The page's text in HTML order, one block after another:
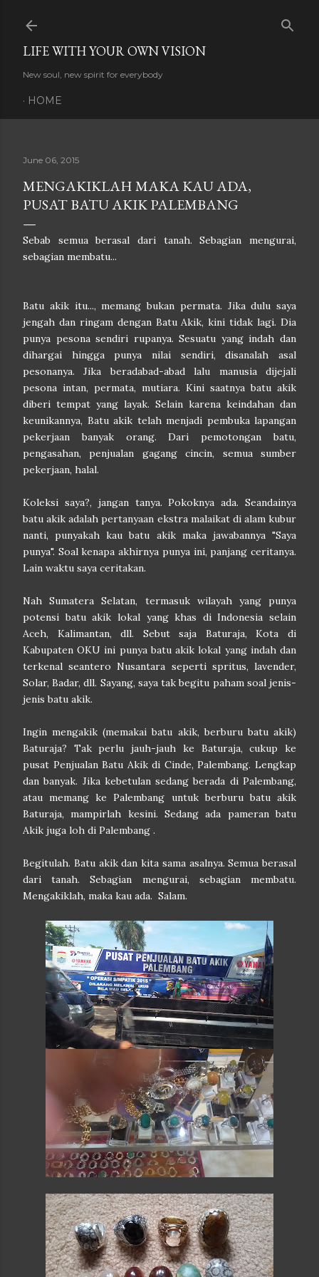
LIFE WITH YOUR OWN VISION
New soul, new spirit for everybody
HOME
June 06, 2015
MENGAKIKLAH MAKA KAU ADA,
PUSAT BATU AKIK PALEMBANG
Sebab semua berasal dari tanah. Sebagian mengurai,
sebagian membatu...
Batu akik itu..., memang bukan permata. Jika dulu saya
jengah dan ringam dengan Batu Akik, kini tidak lagi. Dia
punya pesona sendiri rupanya. Sesuatu yang indah dan
dihargai hingga punya nilai sendiri, disanalah asal
pesonanya. Jika beradabad-abad lalu manusia dijejali
pesona intan, permata, mutiara. Kini saatnya batu akik
diberi tempat yang layak. Selain karena keindahan dan
keunikannya, Batu akik telah menjadi pembuka lapangan
pekerjaan banyak orang. Dari pemotongan batu,
pengasahan, penjualan gagang cincin, semua sumber
pekerjaan, halal.
Koleksi saya?, jangan tanya. Pokoknya ada. Seandainya
batu akik adalah pertanyaan ekstra malaikat di alam kubur
nanti, punyakah kau batu akik maka jawabannya "Saya
punya". Soal kenapa akhirnya punya ini, panjang ceritanya.
Lain waktu saya ceritakan.
Nah Sumatera Selatan, termasuk wilayah yang punya
potensi batu akik lokal yang khas di Indonesia selain
Aceh, Kalimantan, dll. Sebut saja Baturaja, Kota di
Kabupaten OKU ini punya batu akik lokal yang indah dan
terkenal seantero Nusantara seperti spritus, lavender,
Solar, Badar, dll. Sayang, saya tak begitu paham soal jenis-
jenis batu akik.
Ingin mengakik (memakai batu akik, berburu batu akik)
Baturaja? Tak perlu jauh-jauh ke Baturaja, cukup ke
pusat Penjualan Batu Akik di Cinde, Palembang. Lengkap
dan banyak. Jika kebetulan sedang berada di Palembang,
atau memang ke Palembang untuk berburu batu akik
Baturaja, mampirlah kesini. Sedang ada pameran batu
Akik juga loh di Palembang .
Begitulah. Batu akik dan kita sama asalnya. Semua berasal
dari tanah. Sebagian mengurai, sebagian membatu.
Mengakiklah, maka kau ada. Salam.